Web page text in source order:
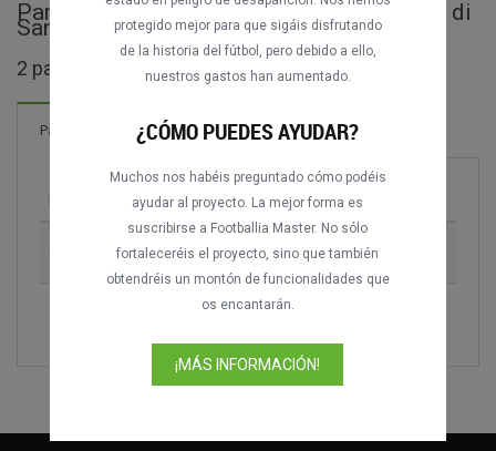
Partidos completos de Trofeo Repubblica di
San Marino
2 partidos encontrados
Partidos ¡Nuevo! 3 Goles
Temporada
Juventus FC vs. Middlesbrough FC 1996
Juventus FC vs. Raja CA
protegido mejor para que sigáis disfrutando
de la historia del fútbol, pero debido a ello,
nuestros gastos han aumentado.
¿CÓMO PUEDES AYUDAR?
Muchos nos habéis preguntado cómo podéis
ayudar al proyecto. La mejor forma es
suscribirse a Footballia Master. No sólo
fortaleceréis el proyecto, sino que también
obtendréis un montón de funcionalidades que
os encantarán.
¡MÁS INFORMACIÓN!